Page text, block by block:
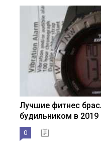
Лучшие фитнес
будильником в 2019
0